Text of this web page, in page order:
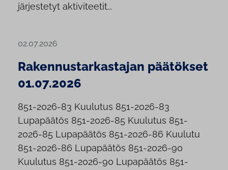
järjestetyt aktiviteetit...
02.07.2026
Rakennustarkastajan päätökset
01.07.2026
851-2026-83 Kuulutus 851-2026-83
Lupapäätös 851-2026-85 Kuulutus 851-
2026-85 Lupapäätös 851-2026-86 Kuulutu
851-2026-86 Lupapäätös 851-2026-90
Kuulutus 851-2026-90 Lupapäätös 851-